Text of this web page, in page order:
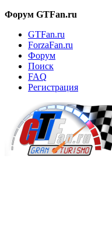
Форум GTFan.ru
GTFan.ru
ForzaFan.ru
Форум
Поиск
FAQ
Регистрация